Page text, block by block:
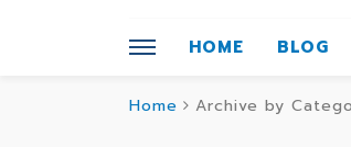
HOME BLOG
Home Archive by